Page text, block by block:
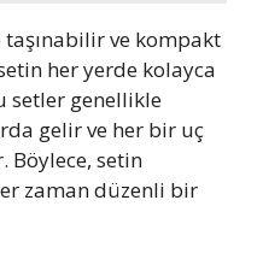
ve kompakt
her yerde kolayca
setler genellikle
gelir ve her bir uç
Böylece, setin
zaman düzenli bir